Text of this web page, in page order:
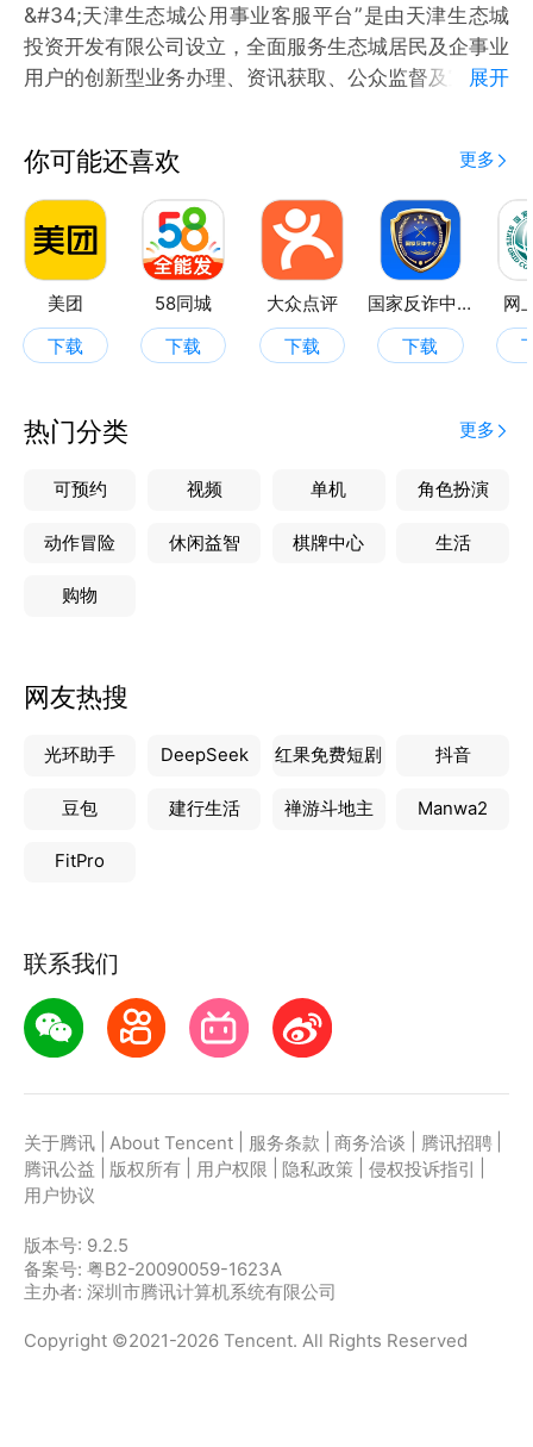
&#34;天津生态城公用事业客服平台”是由天津生态城
投资开发有限公司设立，全面服务生态城居民及企事业
用户的创新型业务办理、资讯获取、公众监督及宣传性
源，使生态城居民及企事业用户更方便获取能源使用情
况、停供能信息，更多渠道进行咨询、报修，更多途径
了解生态城动态，实现服务零距离。
展开
你可能还喜欢 更多
美团
下载
58同城
下载
大众点评
下载
国家反诈中心
下载
网
热门分类 更多
可预约 视频 单机 角色扮演
动作冒险 休闲益智 棋牌中心 生活
购物
网友热搜
光环助手 DeepSeek 红果免费短剧 抖音
豆包 建行生活 禅游斗地主 Manwa2
FitPro
联系我们
关于腾讯 About Tencent 服务条款 商务洽谈 腾讯招聘
腾讯公益
版权所有 用户权限 隐私政策 侵权投诉指引
用户协议
版本号: 9.2.5
备案号: 粤B2-20090059-1623A
主办者: 深圳市腾讯计算机系统有限公司
Copyright ©2021-2026 Tencent. All Rights Reserved